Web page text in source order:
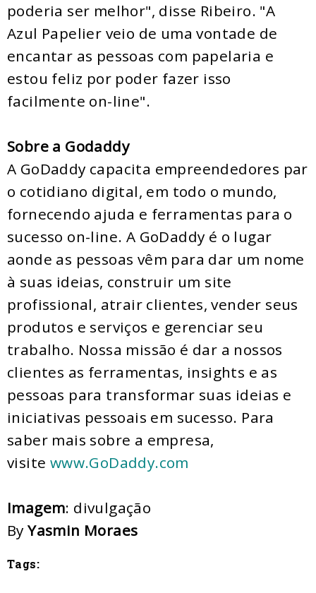
poderia ser melhor", disse Ribeiro. "A
Azul Papelier veio de uma vontade de
encantar as pessoas com papelaria e
estou feliz por poder fazer isso
facilmente on-line".
Sobre a Godaddy
A GoDaddy capacita empreendedores
o cotidiano digital, em todo o mundo,
fornecendo ajuda e ferramentas para o
sucesso on-line. A GoDaddy é o lugar
aonde as pessoas vêm para dar um nome
à suas ideias, construir um site
profissional, atrair clientes, vender seus
produtos e serviços e gerenciar seu
trabalho. Nossa missão é dar a nossos
clientes as ferramentas, insights e as
pessoas para transformar suas ideias e
iniciativas pessoais em sucesso. Para
saber mais sobre a empresa,
visite www.GoDaddy.com
Imagem: divulgação
ByYasmin Moraes
Tags: